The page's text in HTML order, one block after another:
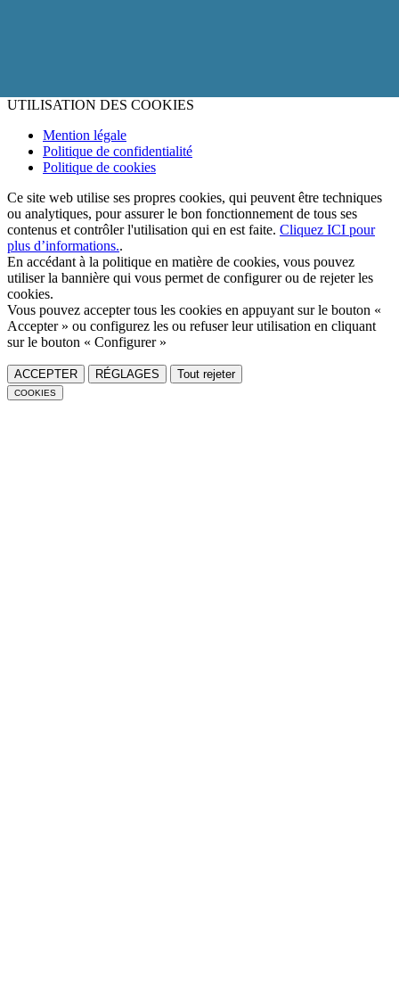
UTILISATION DES COOKIES
Mention légale
Politique de confidentialité
Politique de cookies
Ce site web utilise ses propres cookies, qui peuvent être techniques
ou analytiques, pour assurer le bon fonctionnement de tous ses
contenus et contrôler l'utilisation qui en est faite. Cliquez ICI pour
plus d’informations..
En accédant à la politique en matière de cookies, vous pouvez
utiliser la bannière qui vous permet de configurer ou de rejeter les
cookies.
Vous pouvez accepter tous les cookies en appuyant sur le bouton «
Accepter » ou configurez les ou refuser leur utilisation en cliquant
sur le bouton « Configurer »
ACCEPTER RÉGLAGES Tout rejeter
COOKIES